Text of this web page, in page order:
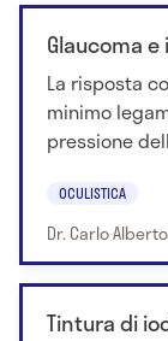
Glaucoma
La risposta
minimo
pressione
OCULISTICA
Dr. Carlo
Tintura di